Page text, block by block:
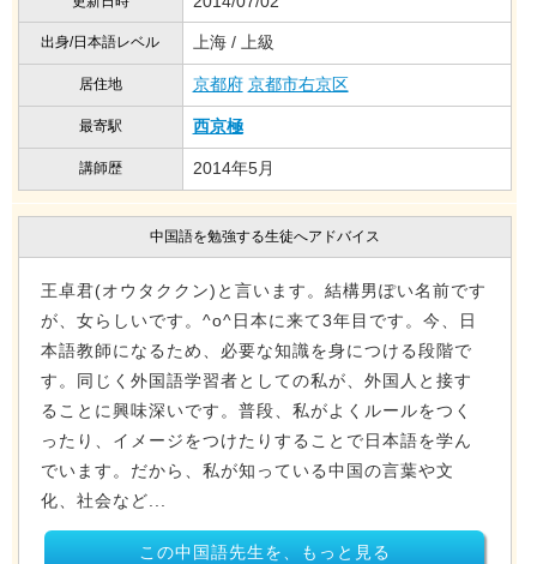
出身/日本語レベル 上海 / 上級
居住地 京都府 京都市右京区
最寄駅 西京極
講師歴 2014年5月
中国語を勉強する生徒へアドバイス
王卓君(オウタククン)と言います。結構男ぽい名前です
が、女らしいです。^o^日本に来て3年目です。今、日
本語教師になるため、必要な知識を身につける段階で
す。同じく外国語学習者としての私が、外国人と接す
ることに興味深いです。普段、私がよくルールをつく
ったり、イメージをつけたりすることで日本語を学ん
でいます。だから、私が知っている中国の言葉や文
化、社会など...
この中国語先生を、もっと見る